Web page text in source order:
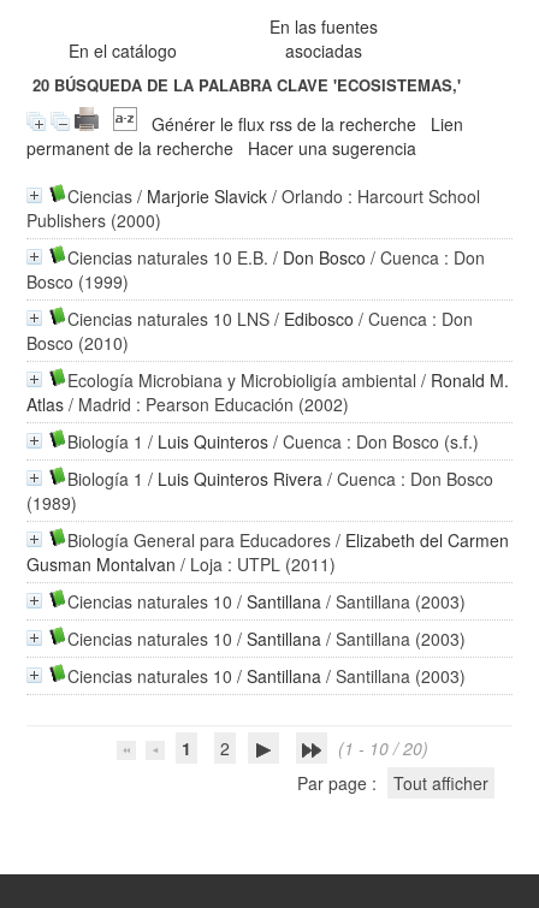
En el catálogo
En las fuentes
asociadas
20 BÚSQUEDA DE LA PALABRA CLAVE'ECOSISTEMAS,'
Générer le flux rss de la recherche
Lien
permanent de la recherche
Hacer una sugerencia
Ciencias / Marjorie Slavick / Orlando : Harcourt School
Publishers (2000)
Ciencias naturales 10 E.B. / Don Bosco / Cuenca : Don
Bosco (1999)
Ciencias naturales 10 LNS / Edibosco / Cuenca : Don
Bosco (2010)
Ecología Microbiana y Microbioligía ambiental / Ronald M.
Atlas / Madrid : Pearson Educación (2002)
Biología 1 / Luis Quinteros / Cuenca : Don Bosco (s.f.)
Biología 1 / Luis Quinteros Rivera / Cuenca : Don Bosco
(1989)
Biología General para Educadores / Elizabeth del Carmen
Gusman Montalvan / Loja : UTPL (2011)
Ciencias naturales 10 /Santillana / Santillana (2003)
Ciencias naturales 10 /Santillana / Santillana (2003)
Ciencias naturales 10 /Santillana / Santillana (2003)
1 2
(1 - 10 / 20)
Par page :
Tout afficher